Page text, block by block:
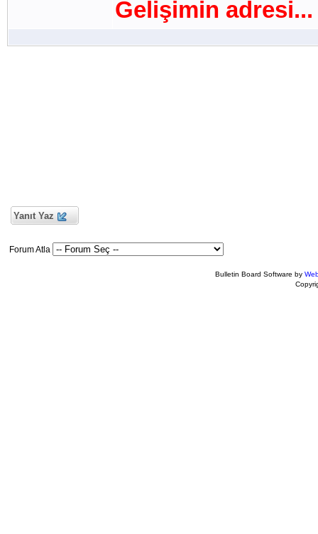
Gelişimin adresi...
Yanıt Yaz
Forum Atla
Bulletin Board Software by